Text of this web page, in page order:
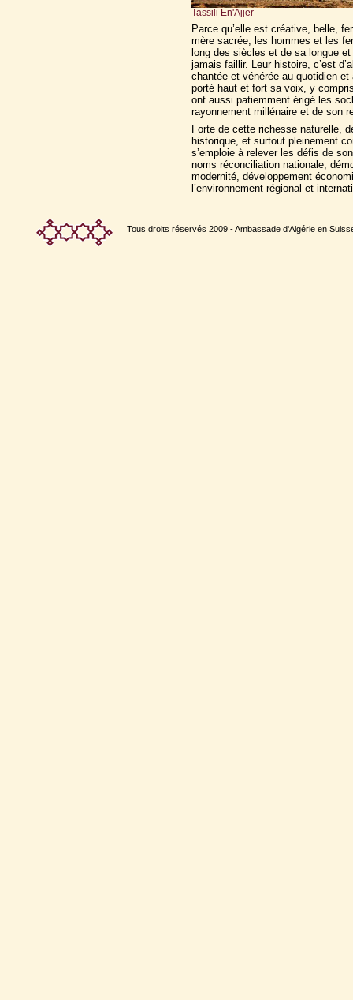
Tassili En'Ajjer
Parce qu’elle est créative, belle,
mère sacrée, les hommes et les
long des siècles et de sa longue
jamais faillir. Leur histoire, c’est
chantée et vénérée au quotidien
porté haut et fort sa voix, y
ont aussi patiemment érigé les
rayonnement millénaire et de son
Forte de cette richesse naturelle,
historique, et surtout pleinement
s’emploie à relever les défis de
noms réconciliation nationale,
modernité, développement
l’environnement régional et
Tous droits réservés 2009 - Ambassade d'Algérie en